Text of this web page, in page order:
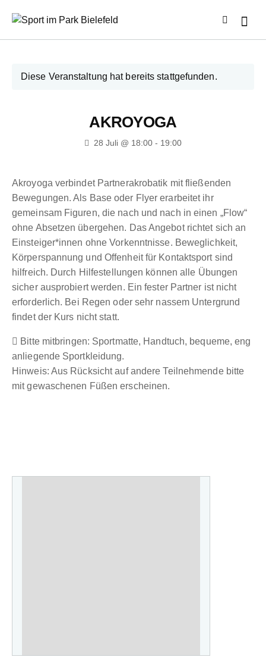
Diese Veranstaltung hat bereits stattgefunden.
AKROYOGA
28 Juli @ 18:00 - 19:00
Akroyoga verbindet Partnerakrobatik mit fließenden
Bewegungen. Als Base oder Flyer erarbeitet ihr
gemeinsam Figuren, die nach und nach in einen „Flow“
ohne Absetzen übergehen. Das Angebot richtet sich an
Einsteiger*innen ohne Vorkenntnisse. Beweglichkeit,
Körperspannung und Offenheit für Kontaktsport sind
hilfreich. Durch Hilfestellungen können alle Übungen
sicher ausprobiert werden. Ein fester Partner ist nicht
erforderlich. Bei Regen oder sehr nassem Untergrund
findet der Kurs nicht statt.
Bitte mitbringen: Sportmatte, Handtuch, bequeme, eng
anliegende Sportkleidung.
Hinweis: Aus Rücksicht auf andere Teilnehmende bitte
mit gewaschenen Füßen erscheinen.